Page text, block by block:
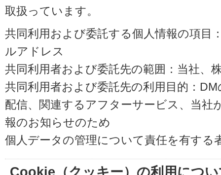
取扱っています。
共同利用および委託する個人情報の項目
ルアドレス
共同利用者および委託先の範囲：当社、
共同利用者および委託先の利用目的：
配信、関連するアフターサービス、当社
報のお知らせのため
個人データの管理について責任を有する
Cookie（クッキー）の利用につ